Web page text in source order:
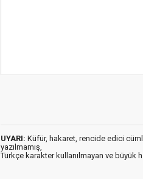
UYARI: Küfür, hakaret, rencide edici
yazılmamış,
Türkçe karakter kullanılmayan ve büyük